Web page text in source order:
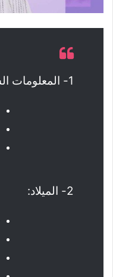
1- المعلومات الشخصية:
2- الميلاد: